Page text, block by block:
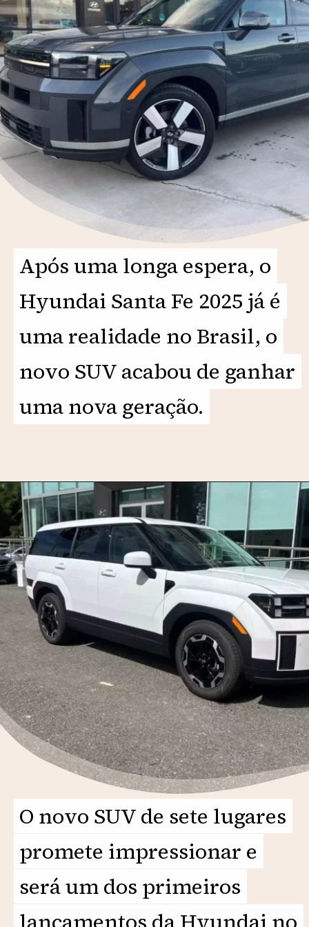
Após uma longa espera, o
Hyundai Santa Fe 2025 já é
uma realidade no Brasil, o
novo SUV acabou de ganhar
uma nova geração.
Após uma longa espera, o
Hyundai Santa Fe 2025 já é
uma realidade no Brasil, o
novo SUV acabou de ganhar
uma nova geração.
Opening https://motorprime.com.br/vai-impactar-hyundai-santa-fe-2025-se-prepara-para-o-brasil/
O novo SUV de sete lugares
promete impressionar e
será um dos primeiros
O novo SUV de sete lugares
promete impressionar e
será um dos primeiros